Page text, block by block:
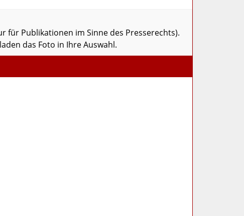
für Publikationen im Sinne des Presserechts).
das Foto in Ihre Auswahl.